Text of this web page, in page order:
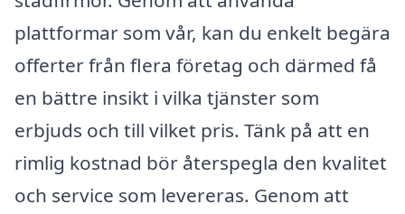
plattformar som vår, kan du enkelt begära
offerter från flera företag och därmed få
en bättre insikt i vilka tjänster som
erbjuds och till vilket pris. Tänk på att en
rimlig kostnad bör återspegla den kvalitet
och service som levereras. Genom att